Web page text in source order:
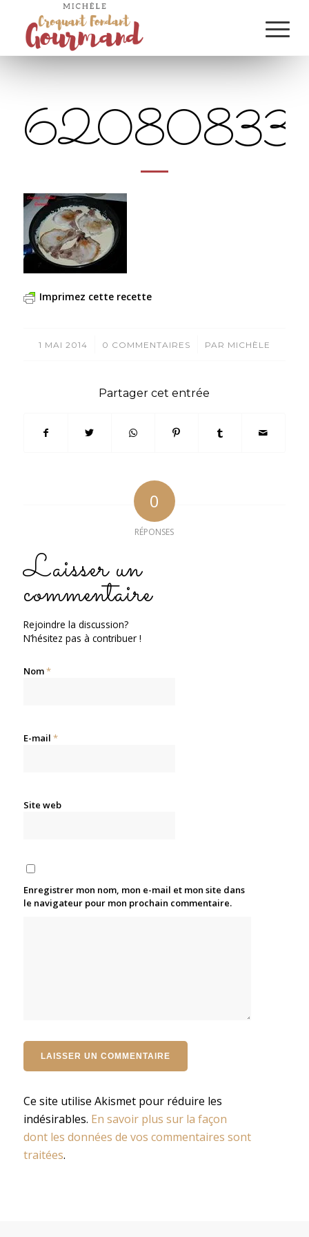
Imprimez cette recette
1 MAI 2014
/ 0 COMMENTAIRES
/ PAR MICHÈLE
Partager cet entrée
0
RÉPONSES
Laisser un
commentaire
Rejoindre la discussion?
N’hésitez pas à contribuer !
Nom*
E-mail *
Site web
Enregistrer mon nom, mon e-mail et mon site dans
le navigateur pour mon prochain commentaire.
Ce site utilise Akismet pour réduire les
indésirables. En savoir plus sur la façon
dont les données de vos commentaires sont
traitées.